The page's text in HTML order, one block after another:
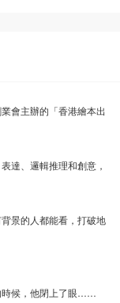
會主辦的「香港繪本出
達、邏輯推理和創意，
景的人都能看，打破地
時候，他閉上了眼……